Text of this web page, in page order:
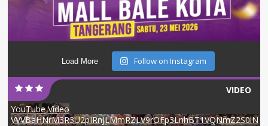
Load More Follow on Instagram
VIDEO
YouTube Video
VVVBaHNrM3R3U2pIRnJLMmRZLV9rOFp3LnhBT1VQNmZ2S0lN